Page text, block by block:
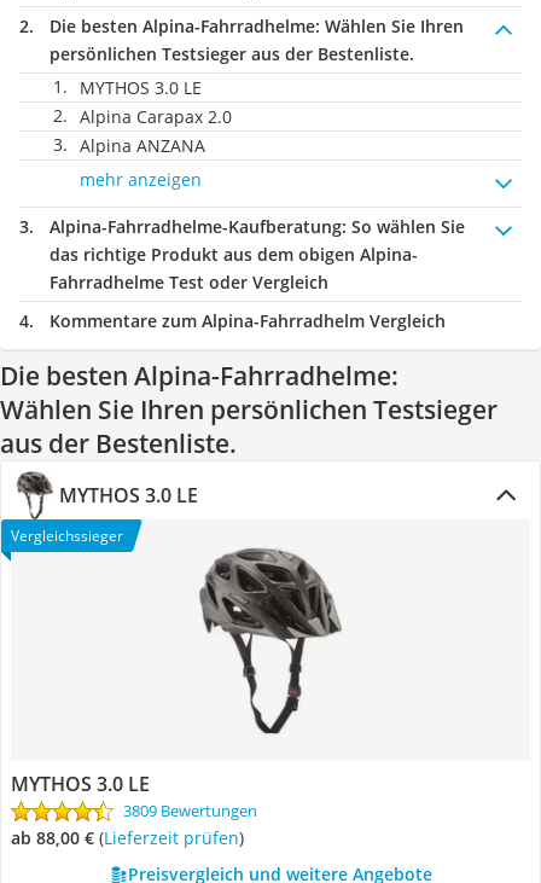
Die besten Alpina-Fahrradhelme: Wählen Sie Ihren
persönlichen Testsieger aus der Bestenliste.
MYTHOS 3.0 LE
Alpina Carapax 2.0
Alpina ANZANA
mehr anzeigen
Alpina-Fahrradhelme-Kaufberatung: So wählen Sie
das richtige Produkt aus dem obigen Alpina-
Fahrradhelme Test oder Vergleich
Kommentare zum Alpina-Fahrradhelm Vergleich
Die besten Alpina-Fahrradhelme:
Wählen Sie Ihren persönlichen Testsieger
aus der Bestenliste.
MYTHOS 3.0 LE
Vergleichssieger
MYTHOS 3.0 LE
3809 Bewertungen
ab 88,00 € (Lieferzeit prüfen)
Preisvergleich und weitere Angebote